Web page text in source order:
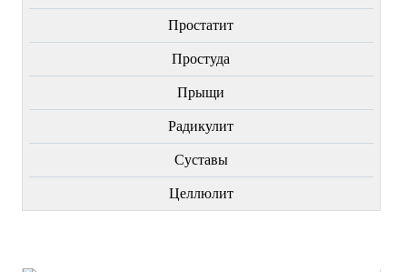
Простатит
Простуда
Прыщи
Радикулит
Суставы
Целлюлит